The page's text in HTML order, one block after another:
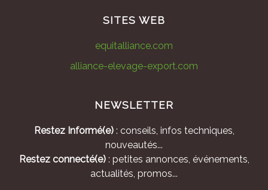
SITES WEB
equitalliance.com
alliance-elevage-export.com
NEWSLETTER
Restez Informé(e): conseils, infos techniques,
nouveautés...
Restez connecté(e): petites annonces, événements,
actualités, promos...